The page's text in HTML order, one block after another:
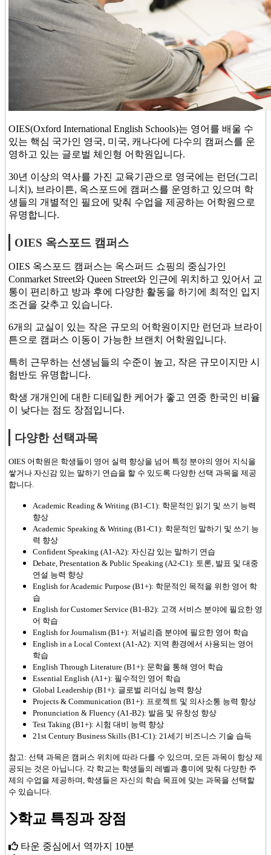
OIES(Oxford International English Schools)는 영어를 배울 수
있는 핵심 국가인 영국, 미국, 캐나다에 다수의 캠퍼스를 운
영하고 있는 글로벌 체인형 어학원입니다.
30년 이상의 역사를 가진 교육기관으로 영국에는 런던(그리
니치), 브라이튼, 옥스포드에 캠퍼스를 운영하고 있으며 학
생들의 개별적인 필요에 맞춰 수업을 제공하는 어학원으로
유명합니다.
OIES 옥스포드 캠퍼스
OIES 옥스포드 캠퍼스는 옥스퍼드 쇼핑의 중심가인
Conmarket Street와 Queen Street와 인근에 위치하고 있어서 교
통이 편리하고 방과 후에 다양한 활동을 하기에 최적인 입지
조건을 갖추고 있습니다.
6개의 교실이 있는 작은 규모의 어학원이지만 런던과 브라이
튼으로 캠퍼스 이동이 가능한 브랜치 어학원입니다.
특히 근무하는 선생님들의 수준이 높고, 작은 규모이지만 시
험반도 유명합니다.
학생 개개인에 대한 디테일한 케어가 좋고 연중 한국인 비율
이 낮다는 점도 장점입니다.
다양한 선택과목
OIES 어학원은 학생들이 영어 실력 향상을 넘어 특정 분야의 영어 지식을
쌓거나 자신감 있는 말하기 연습을 할 수 있도록 다양한 선택 과목을 제공
합니다.
Academic Reading & Writing (B1-C1): 학문적인 읽기 및 쓰기 능력
향상
Academic Speaking & Writing (B1-C1): 학문적인 말하기 및 쓰기 능
력 향상
Confident Speaking (A1-A2): 자신감 있는 말하기 연습
Debate, Presentation & Public Speaking (A2-C1): 토론, 발표 및 대중
연설 능력 향상
English for Academic Purpose (B1+): 학문적인 목적을 위한 영어 학
습
English for Customer Service (B1-B2): 고객 서비스 분야에 필요한 영
어 학습
English for Journalism (B1+): 저널리즘 분야에 필요한 영어 학습
English in a Local Context (A1-A2): 지역 환경에서 사용되는 영어
학습
English Through Literature (B1+): 문학을 통해 영어 학습
Essential English (A1+): 필수적인 영어 학습
Global Leadership (B1+): 글로벌 리더십 능력 향상
Projects & Communication (B1+): 프로젝트 및 의사소통 능력 향상
Pronunciation & Fluency (A1-B2): 발음 및 유창성 향상
Test Taking (B1+): 시험 대비 능력 향상
21st Century Business Skills (B1-C1): 21세기 비즈니스 기술 습득
참고: 선택 과목은 캠퍼스 위치에 따라 다를 수 있으며, 모든 과목이 항상 제
공되는 것은 아닙니다. 각 학교는 학생들의 레벨과 흥미에 맞춰 다양한 주
제의 수업을 제공하며, 학생들은 자신의 학습 목표에 맞는 과목을 선택할
수 있습니다.
학교 특징과 장점
타운 중심에서 역까지 10분